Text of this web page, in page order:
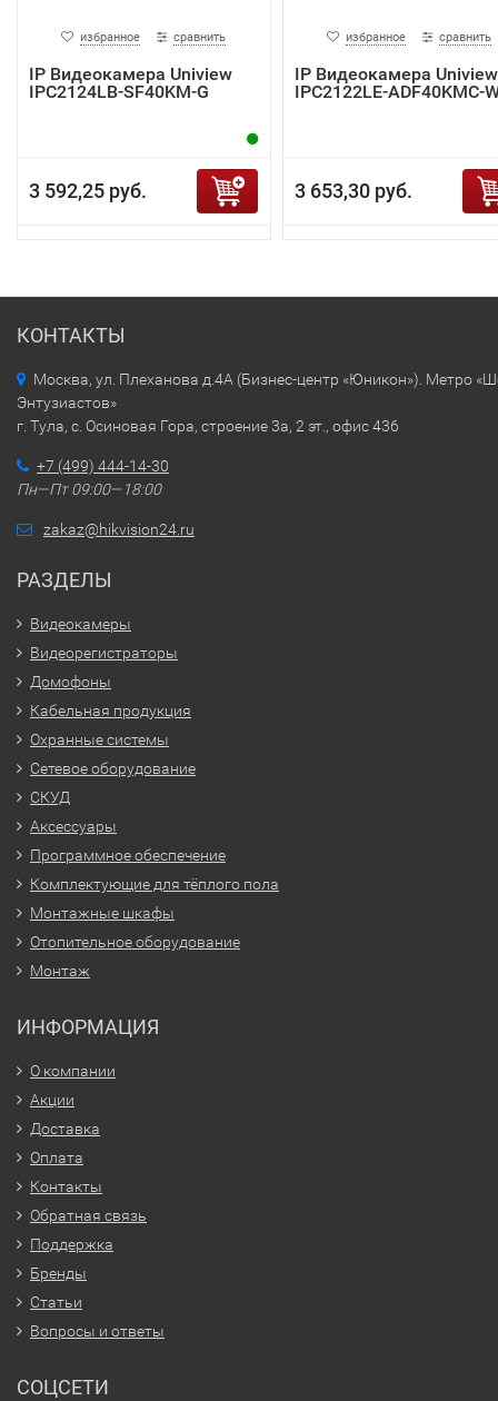
избранное сравнить
IP Видеокамера Uniview
IPC2124LB-SF40KM-G
3 592,25 руб.
избранное сравнить
IP Видеокамера Uniview
IPC2122LE-ADF40KMC-
3 653,30 руб.
КОНТАКТЫ
Москва, ул. Плеханова д.4А (Бизнес-центр «Юникон»). Метро
Энтузиастов»
г. Тула, с. Осиновая Гора, строение 3а, 2 эт., офис 436
+7 (499) 444-14-30
Пн—Пт 09:00—18:00
zakaz@hikvision24.ru
РАЗДЕЛЫ
Видеокамеры
Видеорегистраторы
Домофоны
Кабельная продукция
Охранные системы
Сетевое оборудование
СКУД
Аксессуары
Программное обеспечение
Комплектующие для тёплого пола
Монтажные шкафы
Отопительное оборудование
Монтаж
ИНФОРМАЦИЯ
О компании
Акции
Доставка
Оплата
Контакты
Обратная связь
Поддержка
Бренды
Статьи
Вопросы и ответы
СОЦСЕТИ